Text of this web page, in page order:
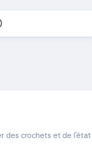
des crochets et de